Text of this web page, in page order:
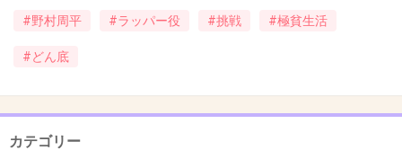
33. 匿名2018/11/16(金) 11:28:29
>>10
這い上がりなんて誰が興味あんねん
#野村周平 #ラッパー役 #挑戦 #極貧生活
#どん底
カテゴリー